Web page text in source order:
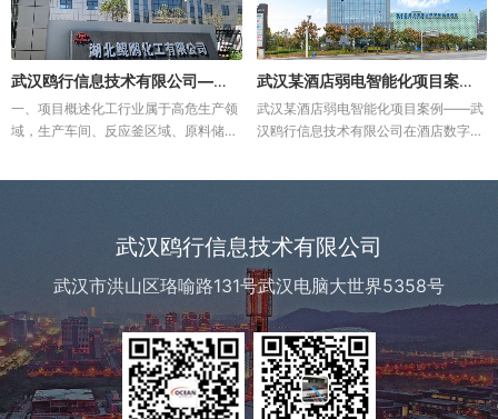
武汉鸥行信息技术有限公司——咸宁某化工厂防爆监控系统建设案例
一、项目概述化工行业属于高危生产领
域，生产车间、反应釜区域、原料储罐
武汉某酒店弱电智能化项目案例——武汉鸥行信息技术有限公司
武汉某酒店弱电智能化项目案例——武
汉鸥行信息技术有限公司在酒店数字
武汉鸥行信息技术有限公司
武汉市洪山区珞喻路131号武汉电脑大世界5358号